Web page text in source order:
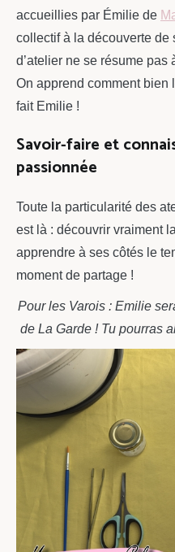
accueillies par Émilie de
collectif à la découverte de
d’atelier ne se résume pas
On apprend comment bien
fait Emilie !
Savoir-faire et
passionnée
Toute la particularité des
est là : découvrir vraiment
apprendre à ses côtés le
moment de partage !
Pour les Varois : Emilie
de La Garde ! Tu pourras